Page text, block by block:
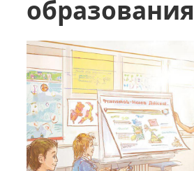
образования